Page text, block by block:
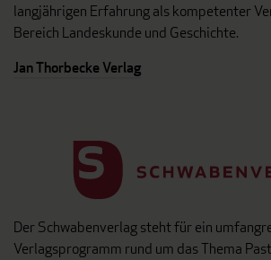
langjährigen Erfahrung als kompetenter
Bereich Landeskunde und Geschichte.
Jan Thorbecke Verlag
Der Schwabenverlag steht für ein
Verlagsprogramm rund um das Thema